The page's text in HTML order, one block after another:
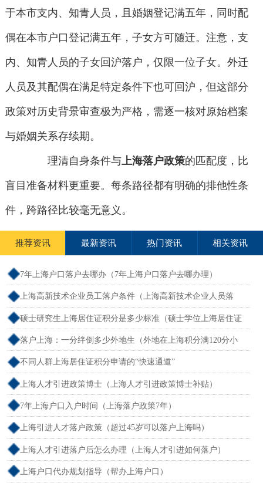
于本市支内、知青人员，且婚姻登记满五年，同时配
偶在本市户口登记满五年，子女方可随迁。注意，支
内、知青人员的子女回沪落户，仅限一位子女。外迁
人员及其配偶在满足特定条件下也可回沪，但这部分
政策对历史背景审查极为严格，需逐一核对原始档案
与婚姻关系存续期。
理清自身条件与上海落户政策的匹配度，比
盲目准备材料更重要。每条路径都有明确的排他性条
件，跨路径比较毫无意义。
推荐资讯 最新资讯 热门资讯 相关资讯
7年上海户口落户去哪办（7年上海户口落户去哪办理）
上海高新技术企业员工落户条件（上海高新技术企业人员落
户）
硕士研究生上海居住证积分是多少标准（硕士学位上海居住证
积分）
落户上海：一分绊倒多少外地生（外地在上海积分满120分小
孩可以考上海大学吗）
不同人群上海居住证积分申请的“快速通道”
上海人才引进政策博士（上海人才引进政策博士补贴）
7年上海户口入户时间（上海落户政策7年）
上海引进人才落户政策（超过45岁可以落户上海吗）
上海人才引进落户后怎么办理（上海人才引进如何落户）
上海户口代办规划指导（帮办上海户口）